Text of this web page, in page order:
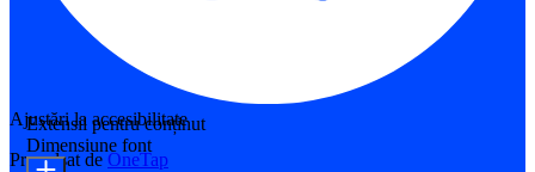
Ajustări la accesibilitate
Propulsat de OneTap
Extensii pentru conținut
Dimensiune font